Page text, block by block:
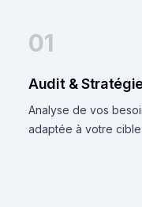
01
Audit &
Analyse de vos
adaptée à votre cible.